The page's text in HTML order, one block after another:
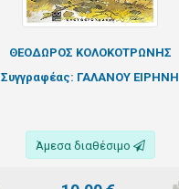
ΘΕΟΔΩΡΟΣ ΚΟΛΟΚΟΤΡΩΝΗΣ
Συγγραφέας: ΓΑΛΑΝΟΥ ΕΙΡΗΝΗ
Άμεσα διαθέσιμο